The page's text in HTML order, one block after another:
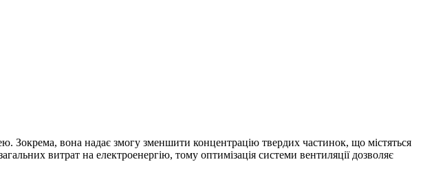
Зокрема, вона надає змогу зменшити концентрацію твердих частинок, що містяться
витрат на електроенергію, тому оптимізація системи вентиляції дозволяє